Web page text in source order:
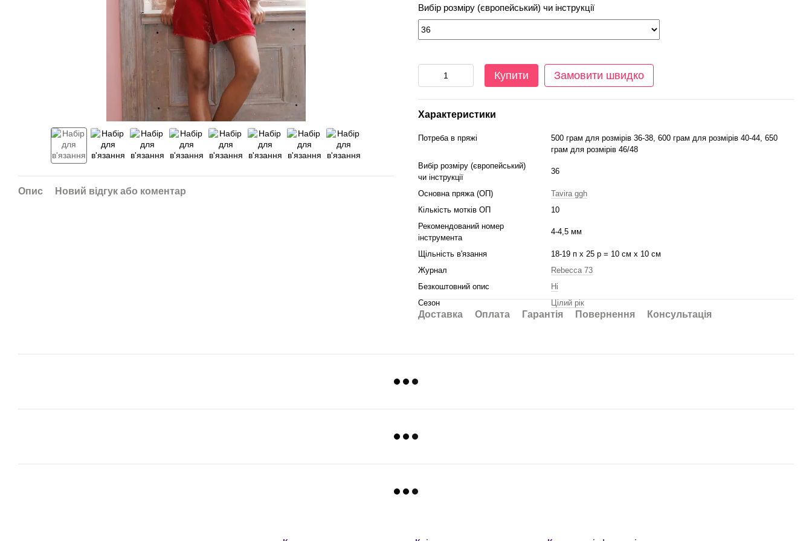
Опис Новий відгук або коментар
Вибір розміру (європейський) чи інструкції
Купити Замовити швидко
Характеристики
Потреба в пряжі
500 грам для розмірів 36-38, 600 грам для розмірів 40-44, 650
грам для розмірів 46/48
Вибір розміру (європейський)
чи інструкції
36
Основна пряжа (ОП)
Tavira ggh
Кількість мотків ОП
10
Рекомендований номер
інструмента
4-4,5 мм
Щільність в'язання
18-19 п х 25 р = 10 см х 10 см
Журнал
Rebecca 73
Безкоштовний опис
Ні
Сезон
Цілий рік
Доставка Оплата Гарантія Повернення Консультація